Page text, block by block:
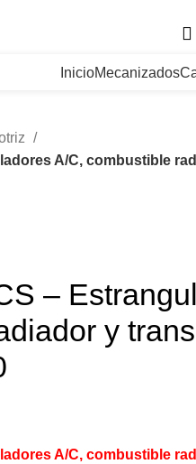
InicioMecanizados
A/C, combustible
–
y
A/C, combustible